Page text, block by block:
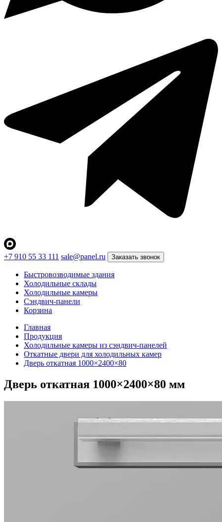
+7 910 55 33 111 sale@panel.ru Заказать звонок
Быстровозводимые здания
Холодильные склады
Холодильные камеры
Сэндвич-панели
Корзина
Главная
Продукция
Холодильные камеры из сэндвич-панелей
Откатные двери для холодильных камер
Дверь откатная 1000×2400×80
Дверь откатная 1000×2400×80 мм